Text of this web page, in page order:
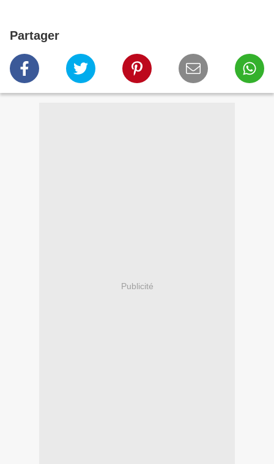
Partager
Publicité